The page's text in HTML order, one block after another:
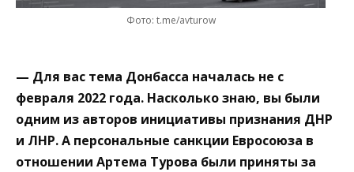
Фото: t.me/avturow
— Для вас тема Донбасса началась не с
февраля 2022 года. Насколько знаю, вы были
одним из авторов инициативы признания ДНР
и ЛНР. А персональные санкции Евросоюза в
отношении Артема Турова были приняты за